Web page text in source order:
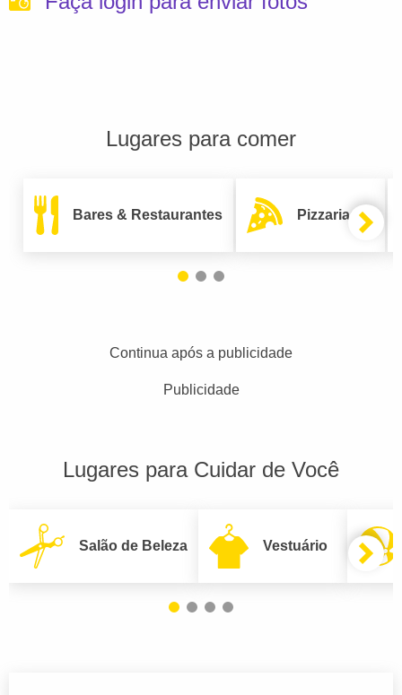
Lugares para comer
Bares & Restaurantes Pizzarias
Continua após a publicidade
Publicidade
Lugares para Cuidar de Você
Salão de Beleza Vestuário